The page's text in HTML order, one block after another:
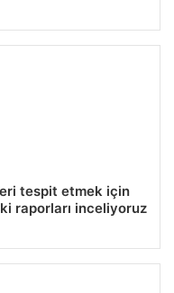
tespit etmek için
raporları inceliyoruz